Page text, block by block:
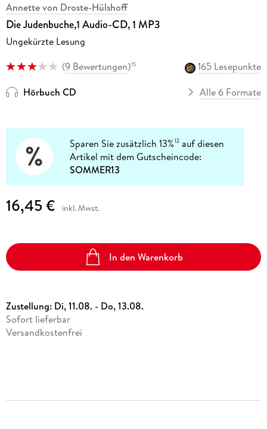
Annette von Droste-Hülshoff
Die Judenbuche,1 Audio-CD, 1 MP3
Ungekürzte Lesung
(9 Bewertungen)15
165 Lesepunkte
Hörbuch CD
Alle 6 Formate
Sparen Sie zusätzlich 13%12 auf diesen
Artikel mit dem Gutscheincode:
SOMMER13
16,45 € inkl. Mwst.
In den Warenkorb
Zustellung: Di, 11.08. - Do, 13.08.
Sofort lieferbar
Versandkostenfrei